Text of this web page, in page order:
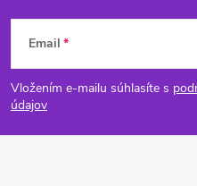
Z
á
p
Email
Vložením e-mailu súhlasíte s
údajov